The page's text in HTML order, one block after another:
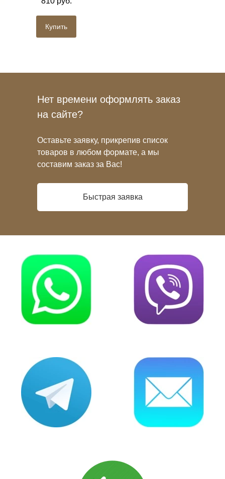
Купить
Нет времени оформлять заказ
на сайте?
Оставьте заявку, прикрепив список
товаров в любом формате, а мы
составим заказ за Вас!
Быстрая заявка